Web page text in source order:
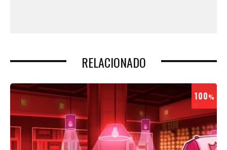
RELACIONADO
100%